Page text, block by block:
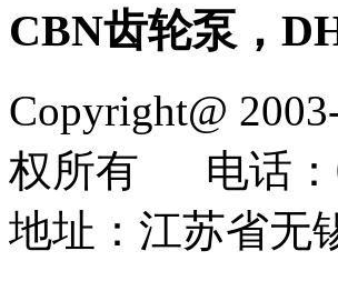
CBN齿轮泵，
Copyright@
权所有 电话
地址：江苏省无